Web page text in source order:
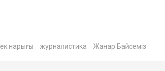
нарығы журналистика Жанар Байсеміз